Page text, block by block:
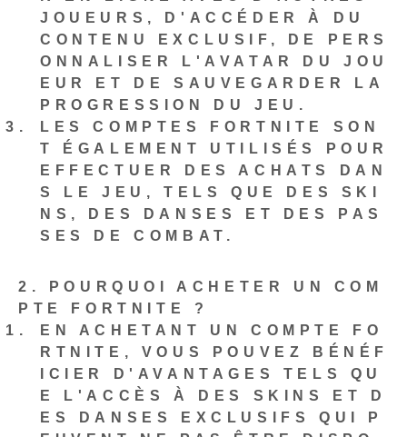
JOUEURS, D'ACCÉDER À DU
CONTENU EXCLUSIF, DE PERS
ONNALISER L'AVATAR DU JOU
EUR ET DE SAUVEGARDER LA
PROGRESSION DU JEU.
LES COMPTES FORTNITE SON
T ÉGALEMENT UTILISÉS POUR
EFFECTUER DES ACHATS DAN
S LE JEU, TELS QUE DES SKI
NS, DES DANSES ET DES PAS
SES DE COMBAT.
2. POURQUOI ACHETER UN COM
PTE FORTNITE ?
EN ACHETANT UN COMPTE FO
RTNITE, VOUS POUVEZ BÉNÉF
ICIER D'AVANTAGES TELS QU
E L'ACCÈS À DES SKINS ET D
ES DANSES EXCLUSIFS QUI P